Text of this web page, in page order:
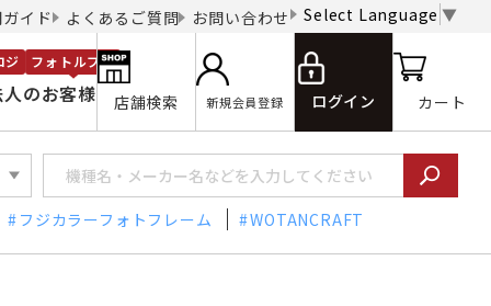
イド よくあるご質問 お問い合わせ Select Language ▼
のお客様
ジ フォトルプロ
店舗検索 新規会員登録 ログイン カート
フジカラーフォトフレーム WOTANCRAFT